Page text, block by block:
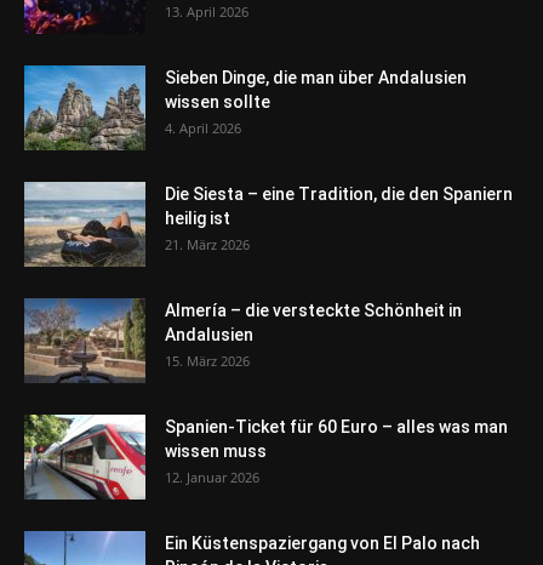
13. April 2026
Sieben Dinge, die man über Andalusien
wissen sollte
4. April 2026
Die Siesta – eine Tradition, die den Spaniern
heilig ist
21. März 2026
Almería – die versteckte Schönheit in
Andalusien
15. März 2026
Spanien-Ticket für 60 Euro – alles was man
wissen muss
12. Januar 2026
Ein Küstenspaziergang von El Palo nach